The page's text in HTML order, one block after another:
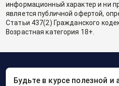
информационный характер и ни
является публичной офертой,
Статьи 437(2) Гражданского
Возрастная категория 18+.
Будьте в курсе полезной и